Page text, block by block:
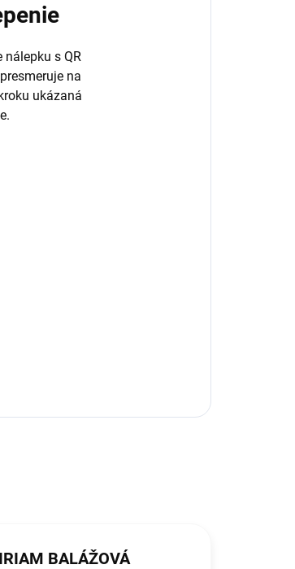
s QR
na
ukázaná
BALÁŽOVÁ